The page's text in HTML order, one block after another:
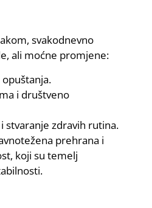
svakodnevno
ali moćne promjene:
opuštanja.
i društveno
stvaranje zdravih rutina.
prehrana i
koji su temelj